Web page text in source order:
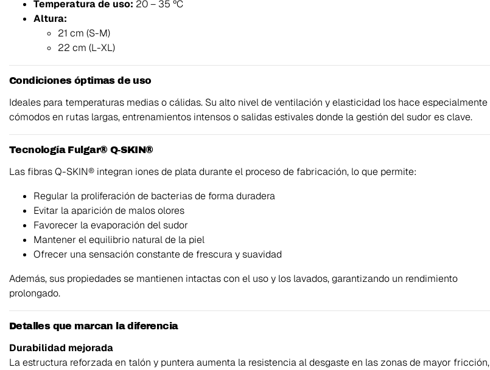
Temperatura de uso: 20 – 35 ºC
Altura:
21 cm (S-M)
22 cm (L-XL)
Condiciones óptimas de uso
Ideales para temperaturas medias o cálidas. Su alto nivel de ventilación y elasticidad los hace especialmente
cómodos en rutas largas, entrenamientos intensos o salidas estivales donde la gestión del sudor es clave.
Tecnología Fulgar® Q-SKIN®
Las fibras Q-SKIN® integran iones de plata durante el proceso de fabricación, lo que permite:
Regular la proliferación de bacterias de forma duradera
Evitar la aparición de malos olores
Favorecer la evaporación del sudor
Mantener el equilibrio natural de la piel
Ofrecer una sensación constante de frescura y suavidad
Además, sus propiedades se mantienen intactas con el uso y los lavados, garantizando un rendimiento
prolongado.
Detalles que marcan la diferencia
Durabilidad mejorada
La estructura reforzada en talón y puntera aumenta la resistencia al desgaste en las zonas de mayor fricción,